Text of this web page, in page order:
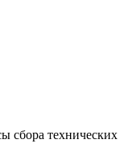
сбора технических